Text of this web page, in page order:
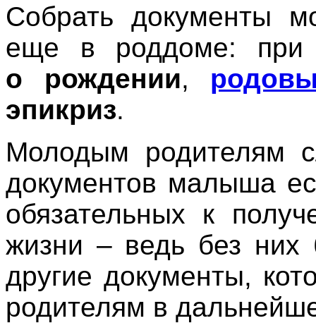
Собрать документы
еще в роддоме: при
о рождении,
эпикриз.
Молодым родителям
документов малыша
обязательных к
жизни – ведь без них
другие документы,
родителям в